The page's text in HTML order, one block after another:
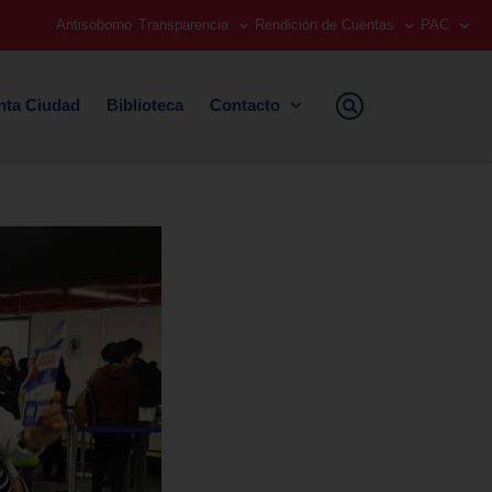
Antisoborno Transparencia Rendición de Cuentas PAC
Ciudad Biblioteca Contacto